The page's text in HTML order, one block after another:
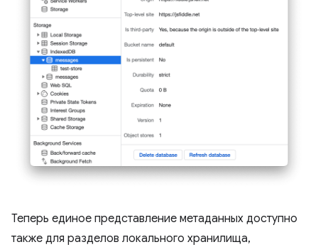
Теперь единое представление метаданных доступно
также для разделов локального хранилища,